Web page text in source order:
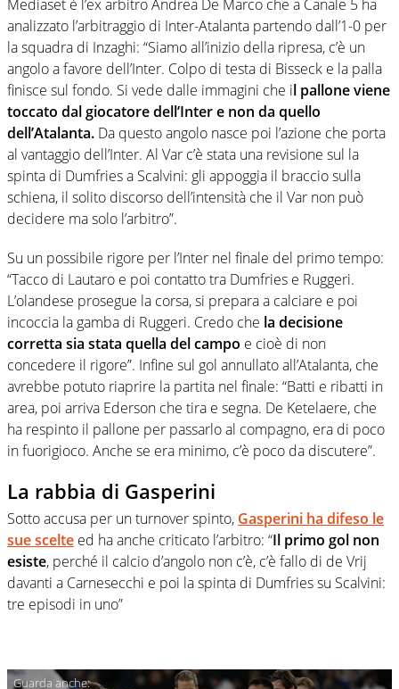
Mediaset è l’ex arbitro Andrea De Marco che a Canale 5 ha
analizzato l’arbitraggio di Inter-Atalanta partendo dall’1-0 per
la squadra di Inzaghi: “Siamo all’inizio della ripresa, c’è un
angolo a favore dell’Inter. Colpo di testa di Bisseck e la palla
finisce sul fondo. Si vede dalle immagini che il pallone viene
toccato dal giocatore dell’Inter e non da quello
dell’Atalanta. Da questo angolo nasce poi l’azione che porta
al vantaggio dell’Inter. Al Var c’è stata una revisione sul la
spinta di Dumfries a Scalvini: gli appoggia il braccio sulla
schiena, il solito discorso dell’intensità che il Var non può
decidere ma solo l’arbitro”.
Su un possibile rigore per l’Inter nel finale del primo tempo:
“Tacco di Lautaro e poi contatto tra Dumfries e Ruggeri.
L’olandese prosegue la corsa, si prepara a calciare e poi
incoccia la gamba di Ruggeri. Credo che la decisione
corretta sia stata quella del campo e cioè di non
concedere il rigore”. Infine sul gol annullato all’Atalanta, che
avrebbe potuto riaprire la partita nel finale: “Batti e ribatti in
area, poi arriva Ederson che tira e segna. De Ketelaere, che
ha respinto il pallone per passarlo al compagno, era di poco
in fuorigioco. Anche se era minimo, c’è poco da discutere”.
La rabbia di Gasperini
Sotto accusa per un turnover spinto, Gasperini ha difeso le
sue scelte ed ha anche criticato l’arbitro: “Il primo gol non
esiste, perché il calcio d’angolo non c’è, c’è fallo di de Vrij
davanti a Carnesecchi e poi la spinta di Dumfries su Scalvini:
tre episodi in uno”